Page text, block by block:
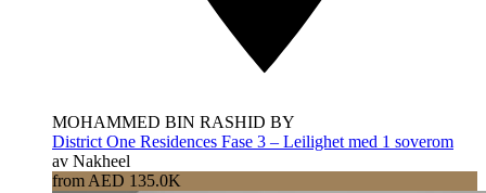
MOHAMMED BIN RASHID BY
District One Residences Fase 3 – Leilighet med 1 soverom
av Nakheel
from AED 135.0K